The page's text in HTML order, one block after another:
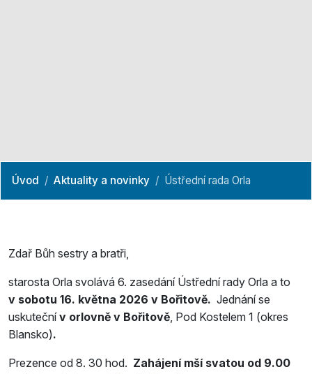
Úvod Aktuality a novinky Ústřední rada Orla
Zdař Bůh sestry a bratři,
starosta Orla svolává 6. zasedání Ústřední rady Orla a to
v sobotu 16. května 2026 v Bořitově. Jednání se
uskutečnív orlovně v Bořitově , Pod Kostelem 1 (okres
Blansko).
Prezence od 8. 30 hod. Zahájení mší svatou od 9.00